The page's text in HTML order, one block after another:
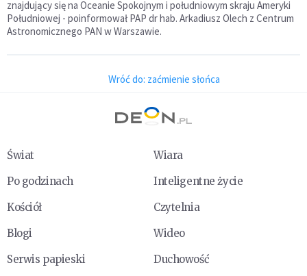
znajdujący się na Oceanie Spokojnym i południowym skraju Ameryki
Południowej - poinformował PAP dr hab. Arkadiusz Olech z Centrum
Astronomicznego PAN w Warszawie.
Wróć do: zaćmienie słońca
Świat
Wiara
Po godzinach
Inteligentne życie
Kościół
Czytelnia
Blogi
Wideo
Serwis papieski
Duchowość